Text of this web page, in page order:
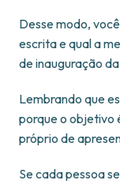
Desse modo,
escrita e qual a
de inauguração
Lembrando que
porque o objetivo
próprio de
Se cada pessoa